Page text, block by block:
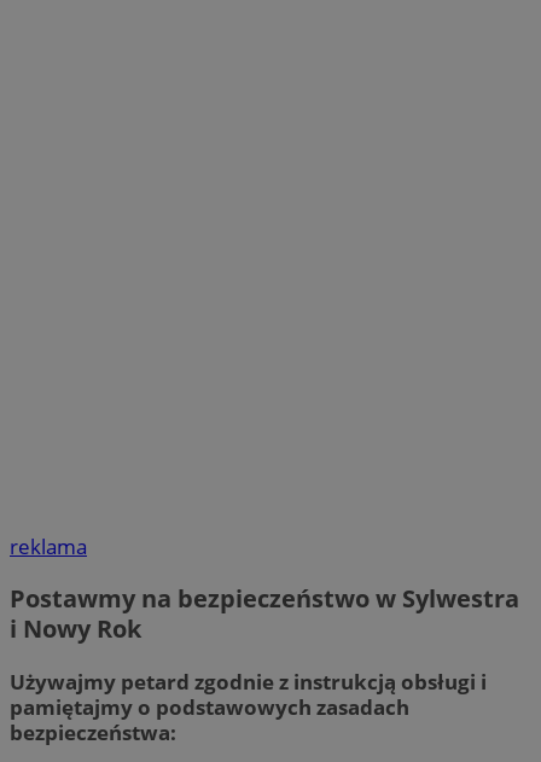
reklama
Postawmy na bezpieczeństwo w Sylwestra
i Nowy Rok
Używajmy petard zgodnie z instrukcją obsługi i
pamiętajmy o podstawowych zasadach
bezpieczeństwa: